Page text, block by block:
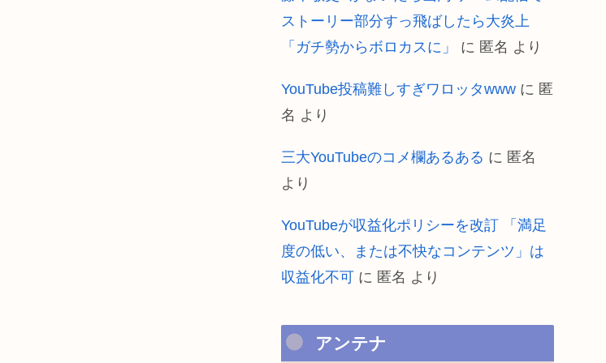
ストーリー部分すっ飛ばしたら大炎上
「ガチ勢からボロカスに」
に 匿名 より
YouTube投稿難しすぎワロッタwww に 匿
名 より
三大YouTubeのコメ欄あるある に 匿名
より
YouTubeが収益化ポリシーを改訂 「満足
度の低い、または不快なコンテンツ」は
収益化不可 に 匿名 より
アンテナ